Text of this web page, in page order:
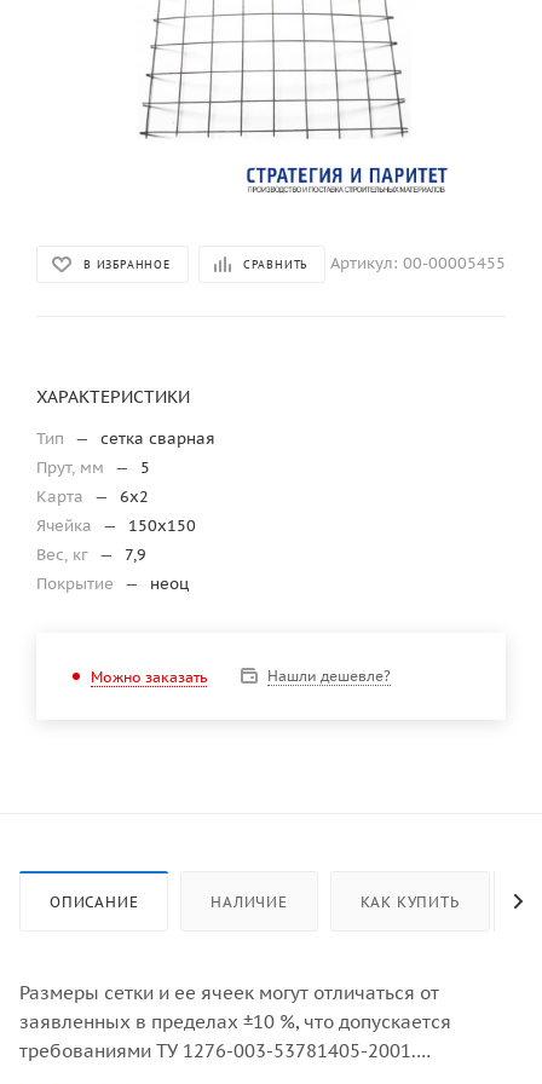
В ИЗБРАННОЕ СРАВНИТЬ Артикул: 00-00005455
ХАРАКТЕРИСТИКИ
Тип —
сетка сварная
Прут, мм
—
5
Карта
—
6х2
Ячейка
—
150х150
Вес, кг —
7,9
Покрытие
— неоц
Можно заказать Нашли дешевле?
ОПИСАНИЕ НАЛИЧИЕ КАК КУПИТЬ
Размеры сетки и ее ячеек могут отличаться от
заявленных в пределах ±10 %, что допускается
требованиями ТУ 1276-003-53781405-2001.